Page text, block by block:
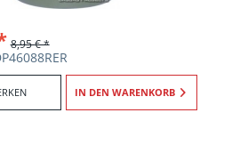
8,95 € *
IN DEN WARENKORB